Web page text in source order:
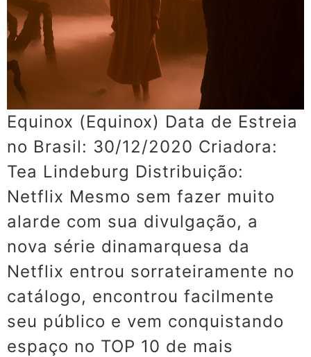
Equinox (Equinox) Data de Estreia
no Brasil: 30/12/2020 Criadora:
Tea Lindeburg Distribuição:
Netflix Mesmo sem fazer muito
alarde com sua divulgação, a
nova série dinamarquesa da
Netflix entrou sorrateiramente no
catálogo, encontrou facilmente
seu público e vem conquistando
espaço no TOP 10 de mais